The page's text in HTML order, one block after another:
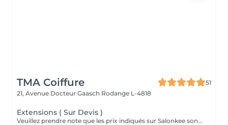
TMA Coiffure
51
21, Avenue Docteur Gaasch Rodange L-4818
Extensions ( Sur Devis )
Veuillez prendre note que les prix indiqués sur Salonkee sont communiqués à titre informatif et s'entendent de base. Ces derniers sont susceptibles de varier selon le diagnostic réalisé à votre arrivée au salon et l'expertise du professionnel à qui vous confiez votre beauté. Dans tous les cas, un devis précis vous sera proposé et toutes réalisations de prestations seront effectuées avec votre accord. Un grand merci d'avance pour votre compréhension. Au plaisir de vous revoir très vite.